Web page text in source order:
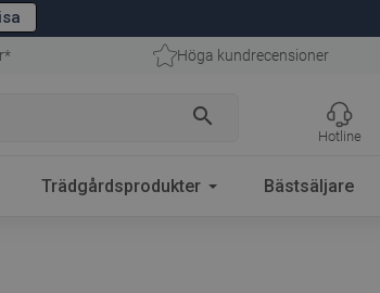
Höga kundrecensioner
search
Hotline
Trädgårdsprodukter Bästsäljare